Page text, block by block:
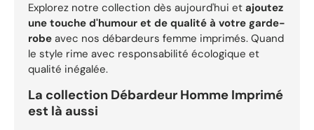
Explorez notre collection dès aujourd'hui et ajoutez
une touche d'humour et de qualité à votre garde-
robe avec nos débardeurs femme imprimés. Quand
le style rime avec responsabilité écologique et
qualité inégalée.
La collection Débardeur Homme Imprimé
est là aussi